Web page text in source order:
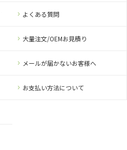
大量注文/OEMお見積り
お支払い方法について
よくある質問
メールが届かないお客様へ